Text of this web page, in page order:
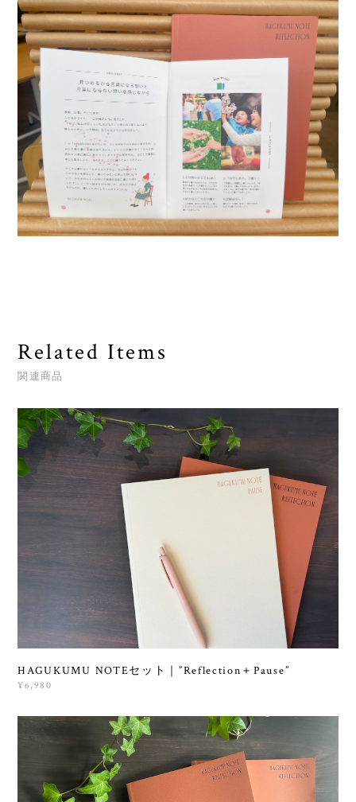
Related Items
関連商品
HAGUKUMU NOTEセット｜”Reflection＋Pause”
¥6,980